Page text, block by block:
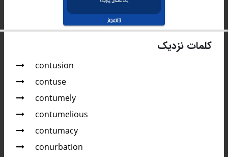
کلمات نزدیک
contusion
contuse
contumely
contumelious
contumacy
conurbation